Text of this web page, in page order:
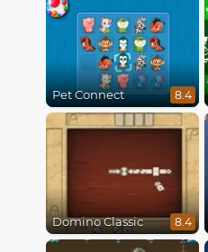
Pet Connect 8.4
Domino Classic 8.4